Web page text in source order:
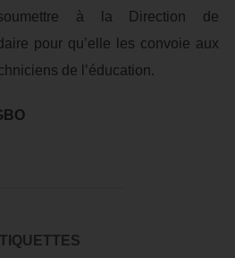
à la Direction de
pour qu’elle les convoie aux
de l’éducation.